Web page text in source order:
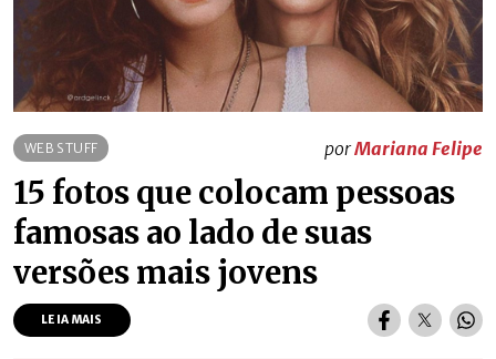
WEB STUFF porMariana Felipe
15 fotos que colocam pessoas
famosas ao lado de suas
versões mais jovens
LEIA MAIS